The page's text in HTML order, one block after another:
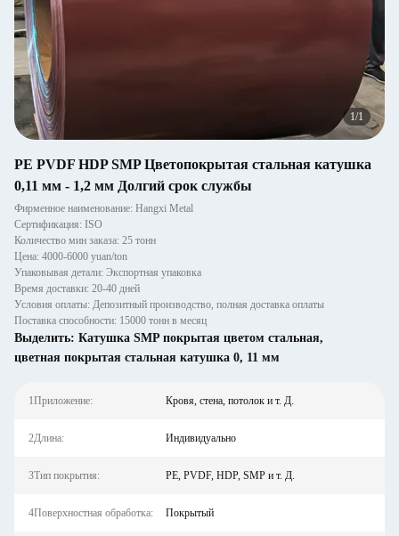
1/1
PE PVDF HDP SMP Цветопокрытая стальная катушка
0,11 мм - 1,2 мм Долгий срок службы
Фирменное наименование: Hangxi Metal
Сертификация: ISO
Количество мин заказа: 25 тонн
Цена: 4000-6000 yuan/ton
Упаковывая детали: Экспортная упаковка
Время доставки: 20-40 дней
Условия оплаты: Депозитный производство, полная доставка оплаты
Поставка способности: 15000 тонн в месяц
Выделить: Катушка SMP покрытая цветом стальная,
цветная покрытая стальная катушка 0, 11 мм
1Приложение: Кровя, стена, потолок и т. Д.
2Длина: Индивидуально
3Тип покрытия: PE, PVDF, HDP, SMP и т. Д.
4Поверхностная обработка: Покрытый